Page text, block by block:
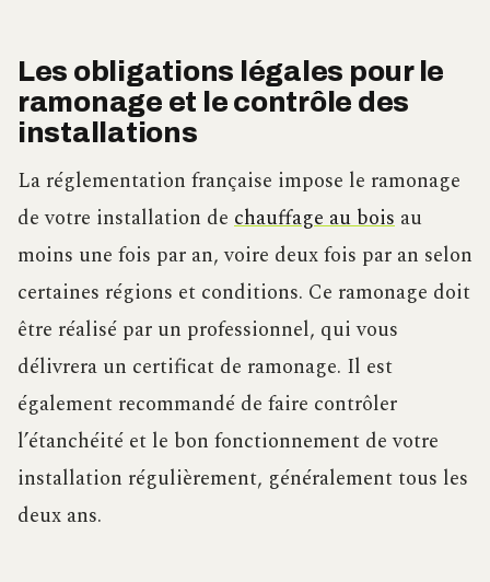
Les obligations légales pour le
ramonage et le contrôle des
installations
La réglementation française impose le ramonage
de votre installation de chauffage au bois au
moins une fois par an, voire deux fois par an selon
certaines régions et conditions. Ce ramonage doit
être réalisé par un professionnel, qui vous
délivrera un certificat de ramonage. Il est
également recommandé de faire contrôler
l’étanchéité et le bon fonctionnement de votre
installation régulièrement, généralement tous les
deux ans.